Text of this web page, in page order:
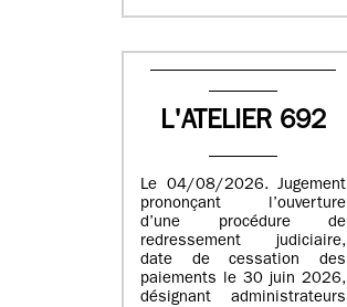
L'ATELIER 692
Le 04/08/2026. Jugement
prononçant l’ouverture
d’une procédure de
redressement judiciaire,
date de cessation des
paiements le 30 juin 2026,
désignant administrateurs